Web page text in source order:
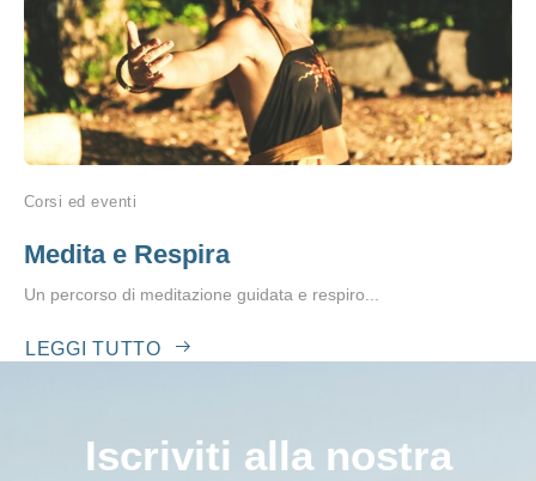
Corsi ed eventi
Medita e Respira
Un percorso di meditazione guidata e respiro...
LEGGI TUTTO
Iscriviti alla nostra